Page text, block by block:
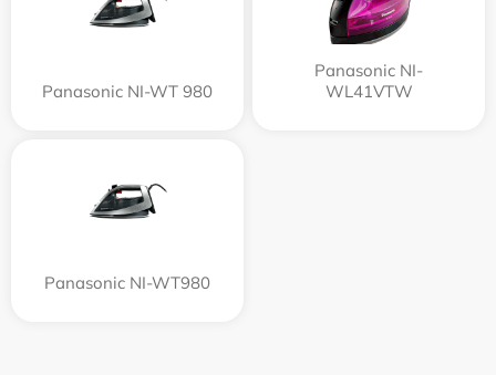
Panasonic NI-WT 980
Panasonic NI-
WL41VTW
Panasonic NI-WT980